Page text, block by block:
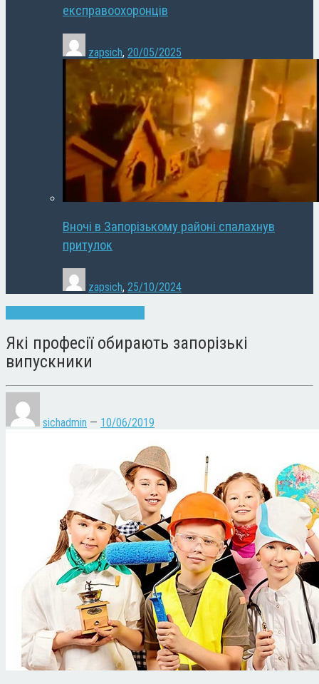
експравоохоронців
zapsich, 20/05/2025
Вночі в Запорізькому районі спалахнув
притулок
zapsich, 25/10/2024
Які професії обирають запорізькі
випускники
sichadmin — 10/06/2019